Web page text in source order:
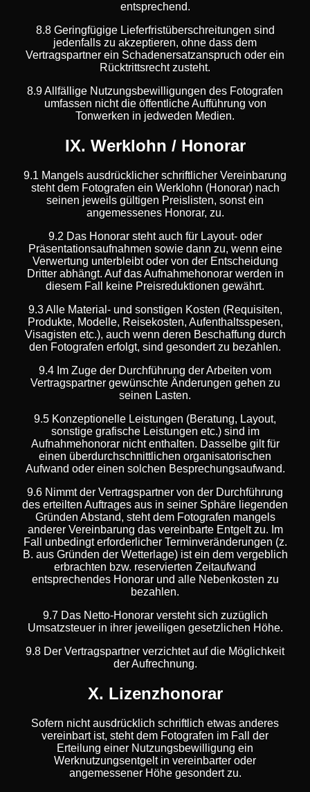
entsprechend.
8.8 Geringfügige Lieferfristüberschreitungen sind
jedenfalls zu akzeptieren, ohne dass dem
Vertragspartner ein Schadenersatzanspruch oder ein
Rücktrittsrecht zusteht.
8.9 Allfällige Nutzungsbewilligungen des Fotografen
umfassen nicht die öffentliche Aufführung von
Tonwerken in jedweden Medien.
IX. Werklohn / Honorar
9.1 Mangels ausdrücklicher schriftlicher Vereinbarung
steht dem Fotografen ein Werklohn (Honorar) nach
seinen jeweils gültigen Preislisten, sonst ein
angemessenes Honorar, zu.
9.2 Das Honorar steht auch für Layout- oder
Präsentationsaufnahmen sowie dann zu, wenn eine
Verwertung unterbleibt oder von der Entscheidung
Dritter abhängt. Auf das Aufnahmehonorar werden in
diesem Fall keine Preisreduktionen gewährt.
9.3 Alle Material- und sonstigen Kosten (Requisiten,
Produkte, Modelle, Reisekosten, Aufenthaltsspesen,
Visagisten etc.), auch wenn deren Beschaffung durch
den Fotografen erfolgt, sind gesondert zu bezahlen.
9.4 Im Zuge der Durchführung der Arbeiten vom
Vertragspartner gewünschte Änderungen gehen zu
seinen Lasten.
9.5 Konzeptionelle Leistungen (Beratung, Layout,
sonstige grafische Leistungen etc.) sind im
Aufnahmehonorar nicht enthalten. Dasselbe gilt für
einen überdurchschnittlichen organisatorischen
Aufwand oder einen solchen Besprechungsaufwand.
9.6 Nimmt der Vertragspartner von der Durchführung
des erteilten Auftrages aus in seiner Sphäre liegenden
Gründen Abstand, steht dem Fotografen mangels
anderer Vereinbarung das vereinbarte Entgelt zu. Im
Fall unbedingt erforderlicher Terminveränderungen (z.
B. aus Gründen der Wetterlage) ist ein dem vergeblich
erbrachten bzw. reservierten Zeitaufwand
entsprechendes Honorar und alle Nebenkosten zu
bezahlen.
9.7 Das Netto-Honorar versteht sich zuzüglich
Umsatzsteuer in ihrer jeweiligen gesetzlichen Höhe.
9.8 Der Vertragspartner verzichtet auf die Möglichkeit
der Aufrechnung.
X. Lizenzhonorar
Sofern nicht ausdrücklich schriftlich etwas anderes
vereinbart ist, steht dem Fotografen im Fall der
Erteilung einer Nutzungsbewilligung ein
Werknutzungsentgelt in vereinbarter oder
angemessener Höhe gesondert zu.